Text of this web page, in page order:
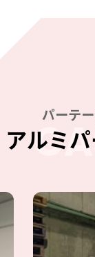
パーテ
アルミ